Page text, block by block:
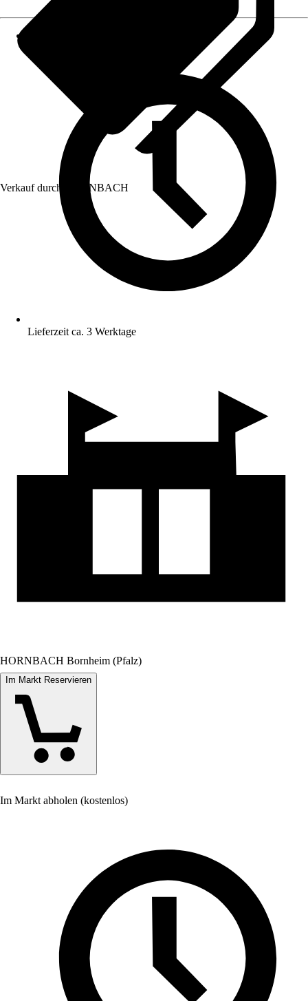
Verkauf durch: HORNBACH
Lieferzeit ca. 3 Werktage
HORNBACH Bornheim (Pfalz)
Im Markt Reservieren
Im Markt abholen (kostenlos)